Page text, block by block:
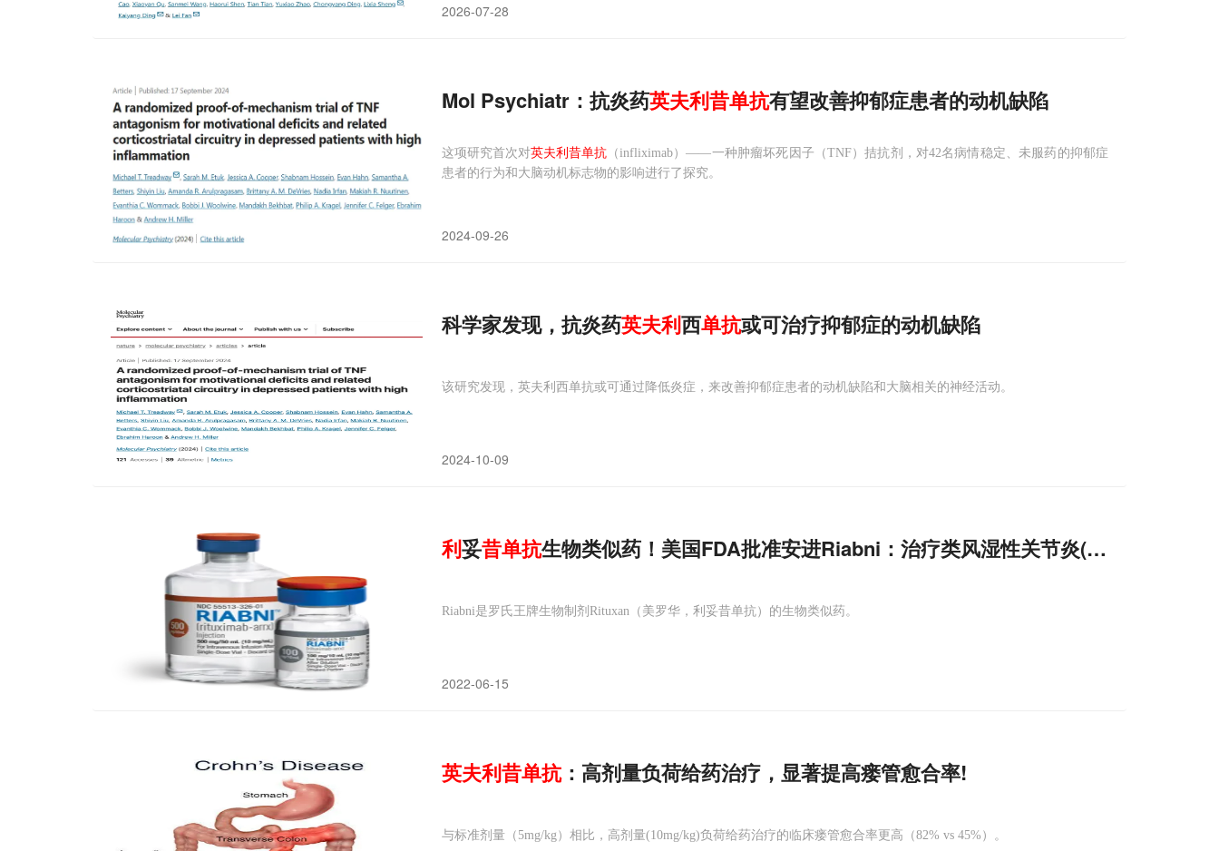
2026-07-28
Mol Psychiatr：抗炎药英夫利昔单抗有望改善抑郁症患者的动机缺陷
这项研究首次对英夫利昔单抗 （infliximab）——一种肿瘤坏死因子（TNF）拮抗剂，对42名病情稳定、未服药的抑郁症
患者的行为和大脑动机标志物的影响进行了探究。
2024-09-26
科学家发现，抗炎药英夫利西单抗或可治疗抑郁症的动机缺陷
该研究发现，英夫利西单抗或可通过降低炎症，来改善抑郁症患者的动机缺陷和大脑相关的神经活动。
2024-10-09
利妥昔单抗生物类似药！美国FDA批准安进Riabni：治疗类风湿性关节炎(RA)!
Riabni是罗氏王牌生物制剂Rituxan（美罗华，利妥昔单抗）的生物类似药。
2022-06-15
英夫利昔单抗：高剂量负荷给药治疗，显著提高瘘管愈合率!
与标准剂量（5mg/kg）相比，高剂量(10mg/kg)负荷给药治疗的临床瘘管愈合率更高（82% vs 45%）。